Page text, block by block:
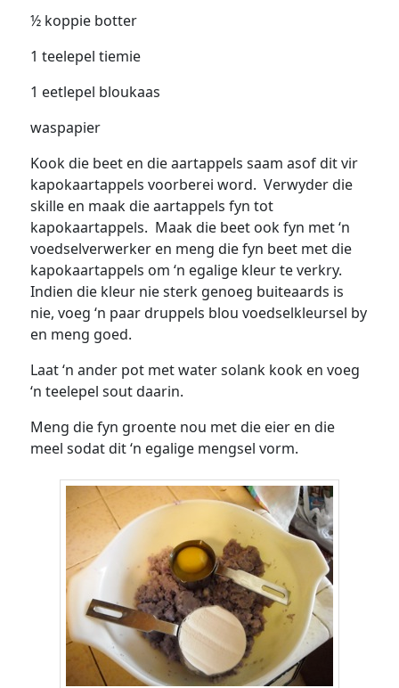
½ koppie botter
1 teelepel tiemie
1 eetlepel bloukaas
waspapier
Kook die beet en die aartappels saam asof dit vir
kapokaartappels voorberei word. Verwyder die
skille en maak die aartappels fyn tot
kapokaartappels. Maak die beet ook fyn met ‘n
voedselverwerker en meng die fyn beet met die
kapokaartappels om ‘n egalige kleur te verkry.
Indien die kleur nie sterk genoeg buiteaards is
nie, voeg ‘n paar druppels blou voedselkleursel by
en meng goed.
Laat ‘n ander pot met water solank kook en voeg
‘n teelepel sout daarin.
Meng die fyn groente nou met die eier en die
meel sodat dit ‘n egalige mengsel vorm.